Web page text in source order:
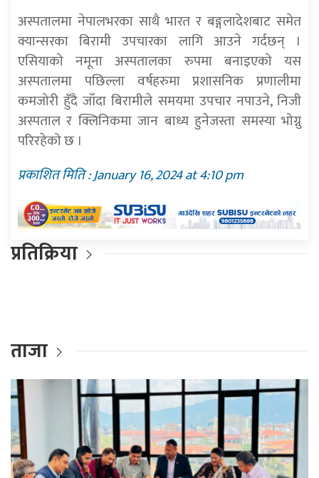
अस्पतालमा नेपालभरका साथै भारत र बङ्गलादेशबाट समेत
क्यान्सरका बिरामी उपचारका लागि आउने गर्दछन् ।
एसियाको नमूना अस्पतालका रुपमा बनाइएको यस
अस्पतालमा पछिल्ला वर्षहरुमा प्रशासनिक प्रणालीमा
कमजोरी हुँदै जाँदा बिरामीले समयमा उपचार नपाउने, निजी
अस्पताल र क्लिनिकमा जान बाध्य हुनेजस्ता समस्या भोग्नु
परिरहेको छ ।
प्रकाशित मिति : January 16, 2024 at 4:10 pm
प्रतिक्रिया
ताजा